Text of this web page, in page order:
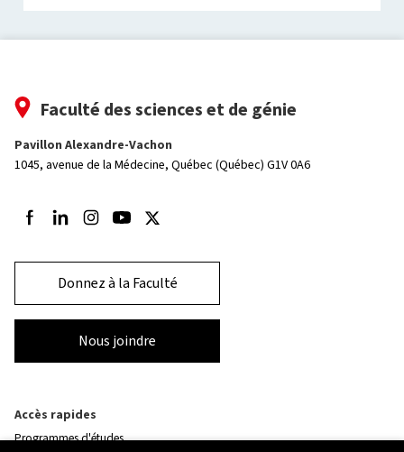
Faculté des sciences et de génie
Pavillon Alexandre-Vachon
1045, avenue de la Médecine, Québec (Québec) G1V 0A6
Suivez-nous sur Facebook
Suivez-nous sur LinkedIn
Suivez-nous sur Instagram
Suivez-nous sur Youtube
Suivez-nous sur Twitter
Donnez à la Faculté
Nous joindre
Accès rapides
Programmes d'études